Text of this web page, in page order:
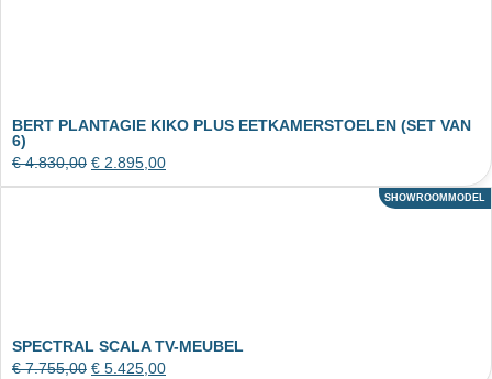
BERT PLANTAGIE KIKO PLUS EETKAMERSTOELEN (SET VAN
6)
€4.830,00 € 2.895,00
ACTIE
SHOWROOMMODEL
SPECTRAL SCALA TV-MEUBEL
€7.755,00 € 5.425,00